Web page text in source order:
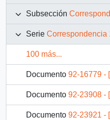
Subsección
Serie Correspondencia
100 más...
Documento 92-16779 -
Documento 92-23908 - [Confirma asistencia a la reunión
Documento 92-23921 -